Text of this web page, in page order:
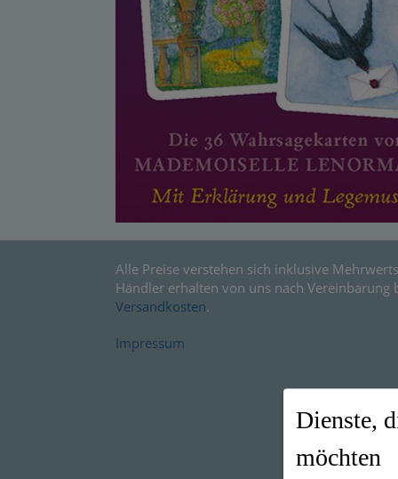
Alle Preise verstehen sich inklusive
Händler erhalten von uns nach
Versandkosten.
Impressum
Dienste,
möchten